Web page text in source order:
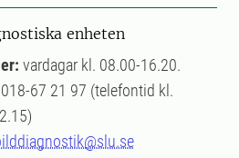
enheten
vardagar kl. 08.00-16.20.
67 21 97 (telefontid kl.